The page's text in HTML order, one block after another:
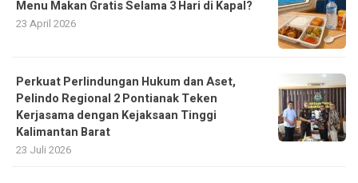
Menu Makan Gratis Selama 3 Hari di Kapal?
23 April 2026
Perkuat Perlindungan Hukum dan Aset,
Pelindo Regional 2 Pontianak Teken
Kerjasama dengan Kejaksaan Tinggi
Kalimantan Barat
23 Juli 2026